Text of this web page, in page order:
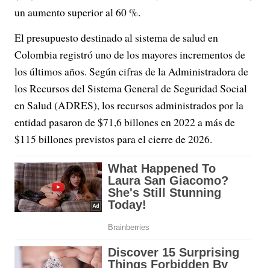
un aumento superior al 60 %.
El presupuesto destinado al sistema de salud en
Colombia registró uno de los mayores incrementos de
los últimos años. Según cifras de la Administradora de
los Recursos del Sistema General de Seguridad Social
en Salud (ADRES), los recursos administrados por la
entidad pasaron de $71,6 billones en 2022 a más de
$115 billones previstos para el cierre de 2026.